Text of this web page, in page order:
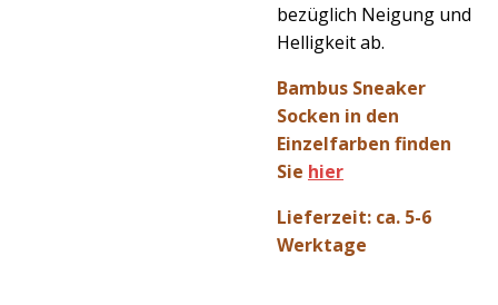
bezüglich Neigung und
Helligkeit ab.
Bambus Sneaker
Socken in den
Einzelfarben finden
Sie hier
Lieferzeit: ca. 5-6
Werktage